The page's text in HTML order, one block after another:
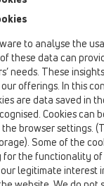
HL50FU.0/210
210
to analyse the
these data can
needs. These
offerings. In this
are data saved in
Cookies can
browser settings.
Some of the
for the functionality
legitimate interest